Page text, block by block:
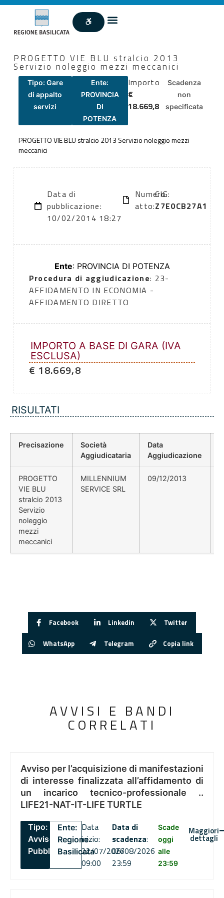
PROGETTO VIE BLU stralcio 2013
Servizio noleggio mezzi meccanici
Tipo: Gare
di appalto
servizi
Ente:
PROVINCIA
DI
POTENZA
Importo
€
18.669,8
Scadenza
non
specificata
PROGETTO VIE BLU stralcio 2013 Servizio noleggio mezzi
meccanici
Data di
pubblicazione:
10/02/2014 18:27
Numero
atto:
CIG:
Z7E0CB27A1
Ente: PROVINCIA DI POTENZA
Procedura di aggiudicazione: 23-
AFFIDAMENTO IN ECONOMIA -
AFFIDAMENTO DIRETTO
IMPORTO A BASE DI GARA (IVA
ESCLUSA)
€ 18.669,8
RISULTATI
Precisazione
Società
Aggiudicataria
Data
Aggiudicazione
PROGETTO
VIE BLU
stralcio 2013
Servizio
noleggio
mezzi
meccanici
MILLENNIUM
SERVICE SRL
09/12/2013
Facebook Linkedin Twitter
WhatsApp Telegram Copia link
AVVISI E BANDI
CORRELATI
Avviso per l’acquisizione di manifestazioni
di interesse finalizzata all’affidamento di
un incarico tecnico-professionale ..
LIFE21-NAT-IT-LIFE TURTLE
Tipo:
Avviso
Pubblico
Ente:
Regione
Basilicata
Data
inizio:
22/07/2026
09:00
Data di
scadenza:
06/08/2026
23:59
Scade
oggi
alle
23:59
Maggiori
dettagli